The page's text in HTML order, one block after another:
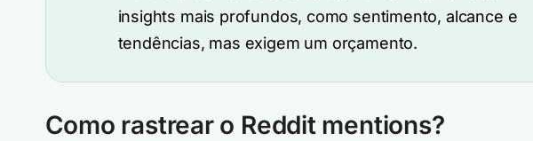
insights mais profundos, como sentimento, alcance e
tendências, mas exigem um orçamento.
Como rastrear o Reddit mentions?